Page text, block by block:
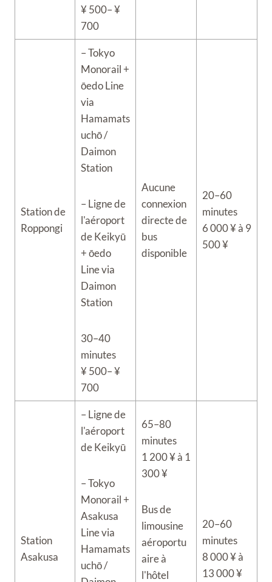
¥ 500– ¥
700
Station de
Roppongi
– Tokyo
Monorail +
ōedo Line
via
Hamamats
uchō /
Daimon
Station
– Ligne de
l'aéroport
de Keikyū
+ ōedo
Line via
Daimon
Station
30–40
minutes
¥ 500– ¥
700
Aucune
connexion
directe de
bus
disponible
20–60
minutes
6 000 ¥ à 9
500 ¥
Station
Asakusa
– Ligne de
l'aéroport
de Keikyū
– Tokyo
Monorail +
Asakusa
Line via
Hamamats
uchō /
65–80
minutes
1 200 ¥ à 1
300 ¥
Bus de
limousine
aéroportu
aire à
l'hôtel
20–60
minutes
8 000 ¥ à
13 000 ¥